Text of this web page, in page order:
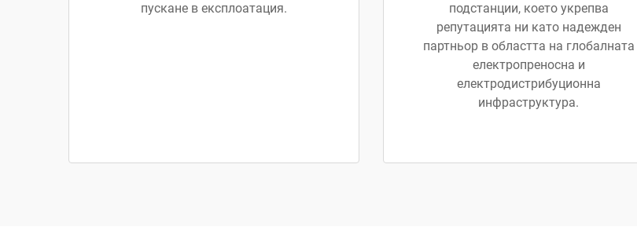
пускане в експлоатация.
подстанции, което укрепва
репутацията ни като надежден
партньор в областта на глобалната
електропреносна и
електродистрибуционна
инфраструктура.